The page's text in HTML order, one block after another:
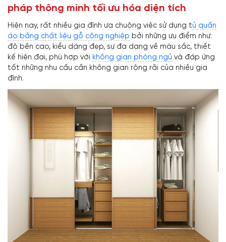
pháp thông minh tối ưu hóa diện tích
Hiện nay, rất nhiều gia đình ưa chuộng việc sử dụng tủ quần
áo bằng chất liệu gỗ công nghiệp bởi những ưu điểm như:
độ bền cao, kiểu dáng đẹp, sự đa dạng về màu sắc, thiết
kế hiện đại, phù hợp với không gian phòng ngủ và đáp ứng
tốt những nhu cầu cần không gian rộng rãi của nhiều gia
đình.